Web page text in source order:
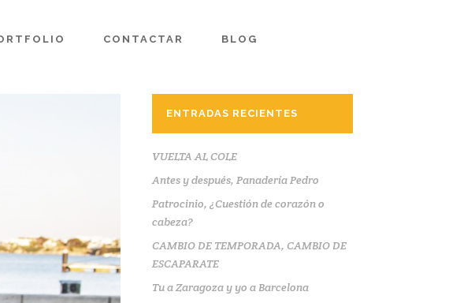
CONTACTAR BLOG
ENTRADAS RECIENTES
VUELTA AL COLE
Antes y después, Panadería Pedro
Patrocinio, ¿Cuestión de corazón o
cabeza?
CAMBIO DE TEMPORADA, CAMBIO DE
ESCAPARATE
Tu a Zaragoza y yo a Barcelona